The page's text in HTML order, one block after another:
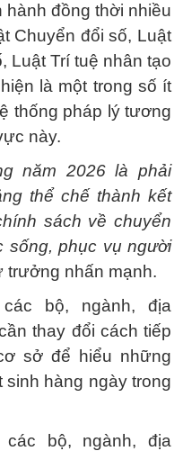
hành đồng thời nhiều
Chuyển đổi số, Luật
Luật Trí tuệ nhân tạo
là một trong số ít
thống pháp lý tương
này.
năm 2026 là phải
thể chế thành kết
sách về chuyển
sống, phục vụ người
trưởng nhấn mạnh.
bộ, ngành, địa
thay đổi cách tiếp
sở để hiểu những
hàng ngày trong
các bộ, ngành, địa